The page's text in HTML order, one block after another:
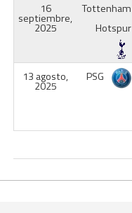
16
septiembre,
2025
Tottenham
Hotspur
13 agosto,
2025
PSG